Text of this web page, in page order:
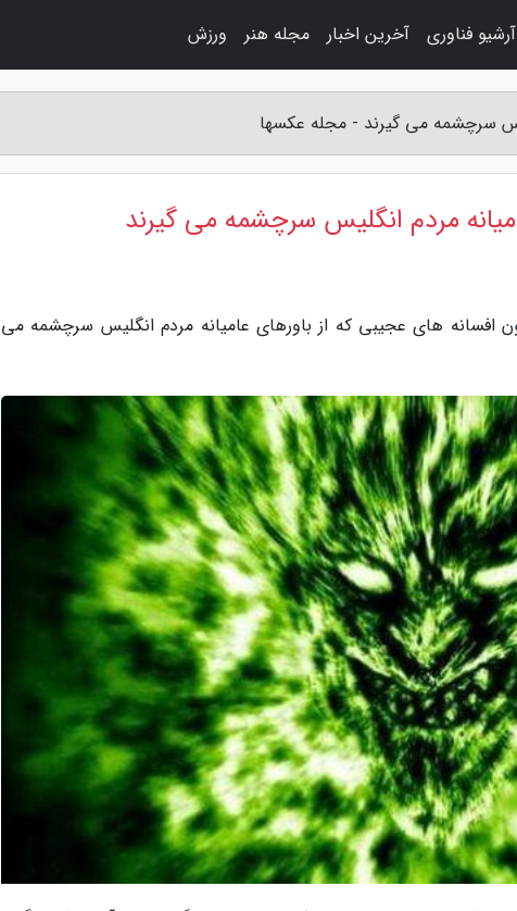
سرچشمه می گیرند - مجله عکسها
مردم انگلیس سرچشمه می گیرند
افسانه های عجیبی که از باورهای عامیانه مردم انگلیس سرچشمه می
آرشیو فناوری آخرین اخبار مجله هنر ورزش